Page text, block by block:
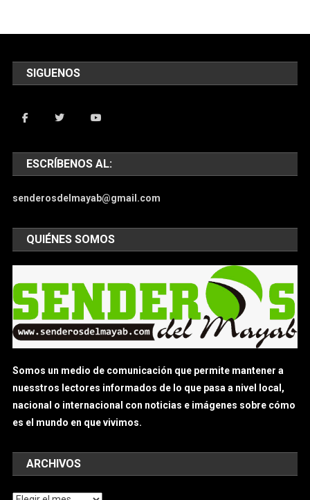
SIGUENOS
ESCRÍBENOS AL:
senderosdelmayab@gmail.com
QUIÉNES SOMOS
Somos un medio de comunicación que permite mantener a
nuesstros lectores informados de lo que pasa a nivel local,
nacional o internacional con noticias e imágenes sobre cómo
es el mundo en que vivimos.
ARCHIVOS
Archivos